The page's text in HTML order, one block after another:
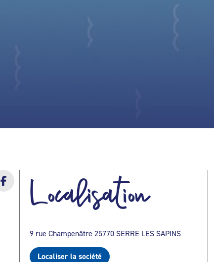
Localisation
9 rue Champenâtre 25770 SERRE LES SAPINS
Localiser la société